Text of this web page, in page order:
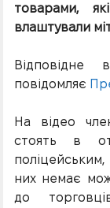
товарами,
влаштували
Відповідне
повідомляє
На відео
стоять в
них немає
до